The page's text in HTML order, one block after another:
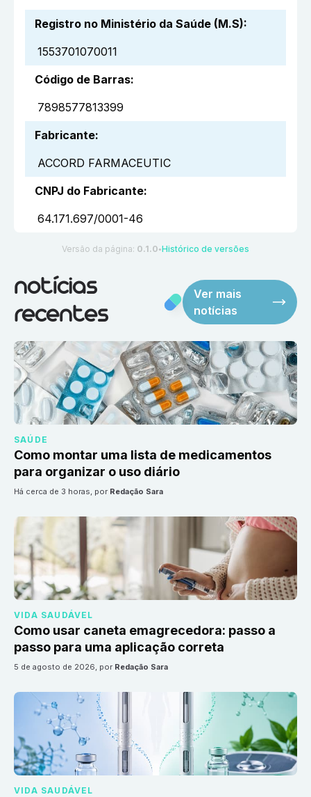
Registro no Ministério da Saúde (M.S):
1553701070011
Código de Barras:
7898577813399
Fabricante:
ACCORD FARMACEUTIC
CNPJ do Fabricante:
64.171.697/0001-46
Versão da página: 0.1.0 ●Histórico de versões
notícias
recentes
Ver mais
notícias
SAÚDE
Como montar uma lista de medicamentos
para organizar o uso diário
há cerca de 3 horas, por Redação Sara
VIDA SAUDÁVEL
Como usar caneta emagrecedora: passo a
passo para uma aplicação correta
5 de agosto de 2026, por Redação Sara
VIDA SAUDÁVEL